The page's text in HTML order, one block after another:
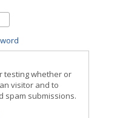
testing whether or
visitor and to
spam submissions.